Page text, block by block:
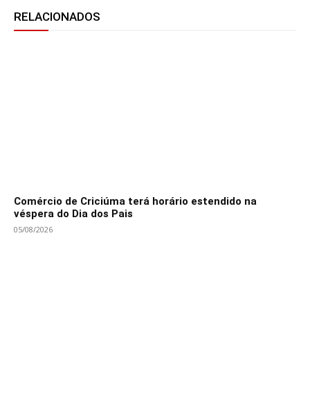
RELACIONADOS
Comércio de Criciúma terá horário estendido na
véspera do Dia dos Pais
05/08/2026